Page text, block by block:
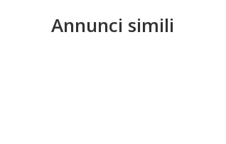
Annunci simili